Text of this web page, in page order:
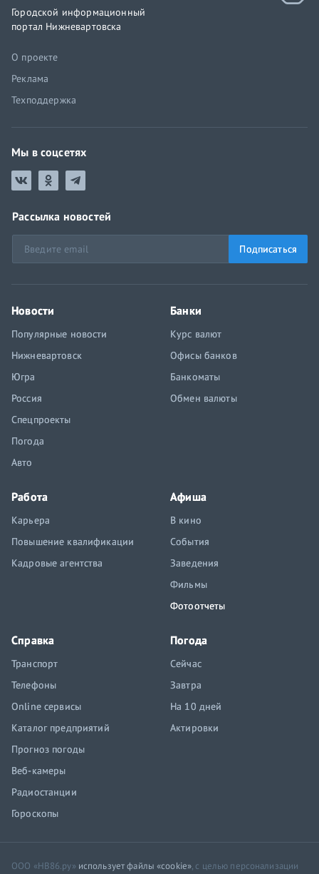
Городской информационный
портал Нижневартовска
О проекте
Реклама
Техподдержка
Мы в соцсетях
Рассылка новостей
Подписаться
Новости
Популярные новости
Нижневартовск
Югра
Россия
Спецпроекты
Погода
Авто
Банки
Курс валют
Офисы банков
Банкоматы
Обмен валюты
Работа
Карьера
Повышение квалификации
Кадровые агентства
Афиша
В кино
События
Заведения
Фильмы
Фотоотчеты
Справка
Транспорт
Телефоны
Online сервисы
Каталог предприятий
Прогноз погоды
Веб-камеры
Радиостанции
Гороскопы
Погода
Сейчас
Завтра
На 10 дней
Актировки
ООО «НВ86.ру» использует файлы «cookie», с целью персонализации